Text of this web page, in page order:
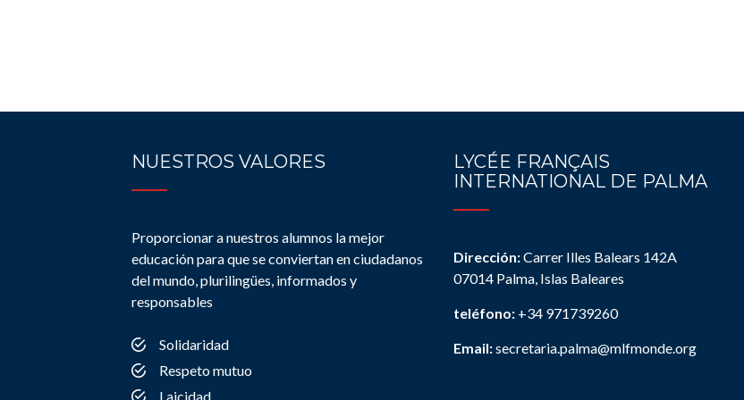
NUESTROS VALORES
Proporcionar a nuestros alumnos la mejor
educación para que se conviertan en ciudadanos
del mundo, plurilingües, informados y
responsables
Solidaridad
Respeto mutuo
Laicidad
LYCÉE FRANÇAIS
INTERNATIONAL DE PALMA
Dirección:Carrer Illes Balears 142A
07014 Palma, Islas Baleares
teléfono: +34 971739260
Email:secretaria.palma@mlfmonde.org